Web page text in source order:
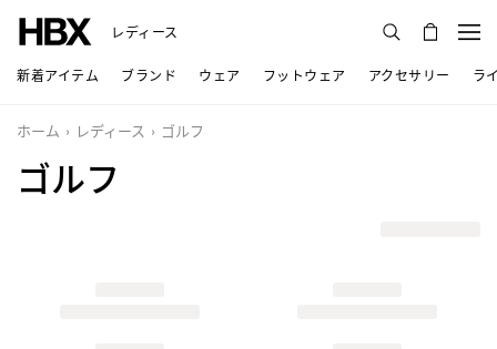
レディース
新着アイテム ブランド ウェア フットウェア アクセサリー ラ
ホーム レディース ゴルフ
ゴルフ